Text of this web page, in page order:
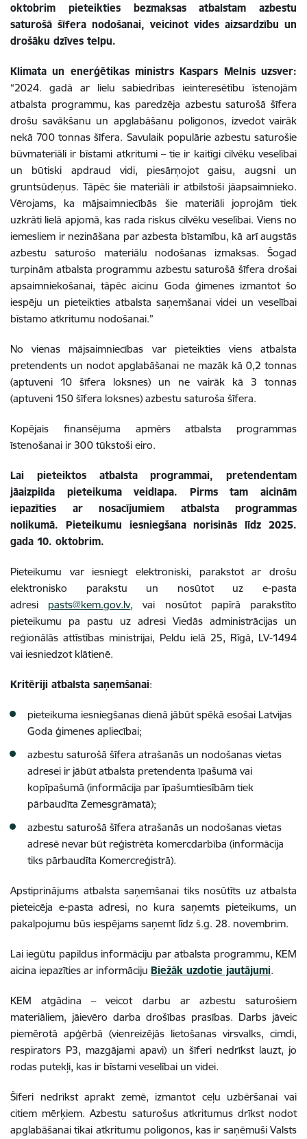
oktobrim pieteikties bezmaksas atbalstam azbestu
saturošā šīfera nodošanai, veicinot vides aizsardzību un
drošāku dzīves telpu.
Klimata un enerģētikas ministrs Kaspars Melnis uzsver:
“2024. gadā ar lielu sabiedrības ieinteresētību īstenojām
atbalsta programmu, kas paredzēja azbestu saturošā šīfera
drošu savākšanu un apglabāšanu poligonos, izvedot vairāk
nekā 700 tonnas šīfera. Savulaik populārie azbestu saturošie
būvmateriāli ir bīstami atkritumi – tie ir kaitīgi cilvēku veselībai
un būtiski apdraud vidi, piesārņojot gaisu, augsni un
gruntsūdeņus. Tāpēc šie materiāli ir atbilstoši jāapsaimnieko.
Vērojams, ka mājsaimniecībās šie materiāli joprojām tiek
uzkrāti lielā apjomā, kas rada riskus cilvēku veselībai. Viens no
iemesliem ir nezināšana par azbesta bīstamību, kā arī augstās
azbestu saturošo materiālu nodošanas izmaksas. Šogad
turpinām atbalsta programmu azbestu saturošā šīfera drošai
apsaimniekošanai, tāpēc aicinu Goda ģimenes izmantot šo
iespēju un pieteikties atbalsta saņemšanai videi un veselībai
bīstamo atkritumu nodošanai.”
No vienas mājsaimniecības var pieteikties viens atbalsta
pretendents un nodot apglabāšanai ne mazāk kā 0,2 tonnas
(aptuveni 10 šīfera loksnes) un ne vairāk kā 3 tonnas
(aptuveni 150 šīfera loksnes) azbestu saturoša šīfera.
Kopējais finansējuma apmērs atbalsta programmas
īstenošanai ir 300 tūkstoši eiro.
Lai pieteiktos atbalsta programmai, pretendentam
jāaizpilda pieteikuma veidlapa. Pirms tam aicinām
iepazīties ar nosacījumiem atbalsta programmas
nolikumā. Pieteikumu iesniegšana norisinās līdz 2025.
gada 10. oktobrim.
Pieteikumu var iesniegt elektroniski, parakstot ar drošu
elektronisko parakstu un nosūtot uz e-pasta
adresi pasts@kem.gov.lv, vai nosūtot papīrā parakstīto
pieteikumu pa pastu uz adresi Viedās administrācijas un
reģionālās attīstības ministrijai, Peldu ielā 25, Rīgā, LV-1494
vai iesniedzot klātienē.
Kritēriji atbalsta saņemšanai:
pieteikuma iesniegšanas dienā jābūt spēkā esošai Latvijas
Goda ģimenes apliecībai;
azbestu saturošā šīfera atrašanās un nodošanas vietas
adresei ir jābūt atbalsta pretendenta īpašumā vai
kopīpašumā (informācija par īpašumtiesībām tiek
pārbaudīta Zemesgrāmatā);
azbestu saturošā šīfera atrašanās un nodošanas vietas
adresē nevar būt reģistrēta komercdarbība (informācija
tiks pārbaudīta Komercreģistrā).
Apstiprinājums atbalsta saņemšanai tiks nosūtīts uz atbalsta
pieteicēja e-pasta adresi, no kura saņemts pieteikums, un
pakalpojumu būs iespējams saņemt līdz š.g. 28. novembrim.
Lai iegūtu papildus informāciju par atbalsta programmu, KEM
aicina iepazīties ar informāciju Biežāk uzdotie jautājumi.
KEM atgādina – veicot darbu ar azbestu saturošiem
materiāliem, jāievēro darba drošības prasības. Darbs jāveic
piemērotā apģērbā (vienreizējās lietošanas virsvalks, cimdi,
respirators P3, mazgājami apavi) un šīferi nedrīkst lauzt, jo
rodas putekļi, kas ir bīstami veselībai un videi.
Šīferi nedrīkst aprakt zemē, izmantot ceļu uzbēršanai vai
citiem mērķiem. Azbestu saturošus atkritumus drīkst nodot
apglabāšanai tikai atkritumu poligonos, kas ir saņēmuši Valsts